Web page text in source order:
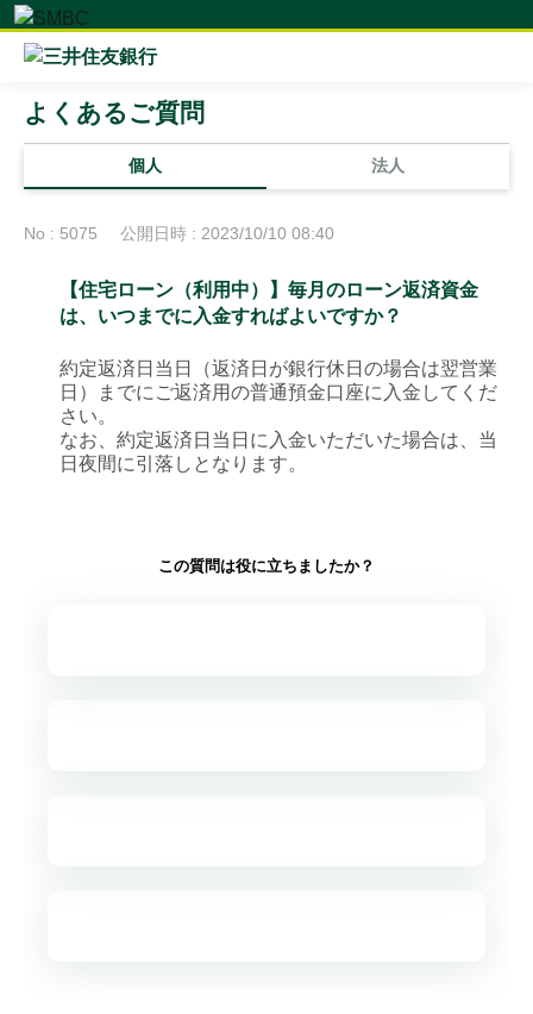
個人 法人
よくあるご質問
No : 5075 公開日時 : 2023/10/10 08:40
【住宅ローン（利用中）】毎月のローン返済資金
は、いつまでに入金すればよいですか？
約定返済日当日（返済日が銀行休日の場合は翌営業
日）までにご返済用の普通預金口座に入金してくだ
さい。
なお、約定返済日当日に入金いただいた場合は、当
日夜間に引落しとなります。
この質問は役に立ちましたか？